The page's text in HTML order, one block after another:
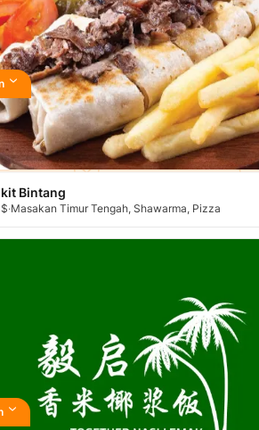
Bintang
·Masakan Timur Tengah, Shawarma, Pizza